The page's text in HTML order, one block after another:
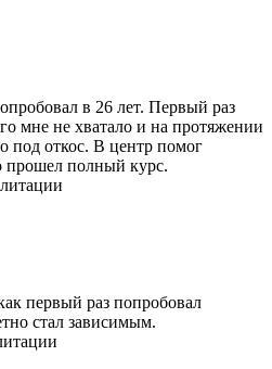
в 26 лет. Первый раз
мне не хватало и на протяжении
под откос. В центр помог
прошел полный курс.
первый раз попробовал
стал зависимым.